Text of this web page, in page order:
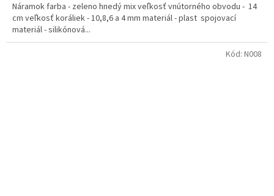
Náramok farba - zeleno hnedý mix veľkosť vnútorného obvodu - 14
cm veľkosť koráliek - 10,8,6 a 4 mm materiál - plast spojovací
materiál - silikónová...
Kód: N008